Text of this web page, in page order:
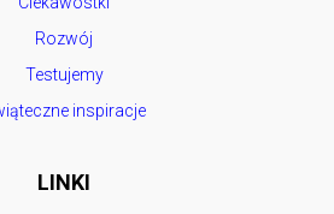
Rozwój
Testujemy
inspiracje
LINKI